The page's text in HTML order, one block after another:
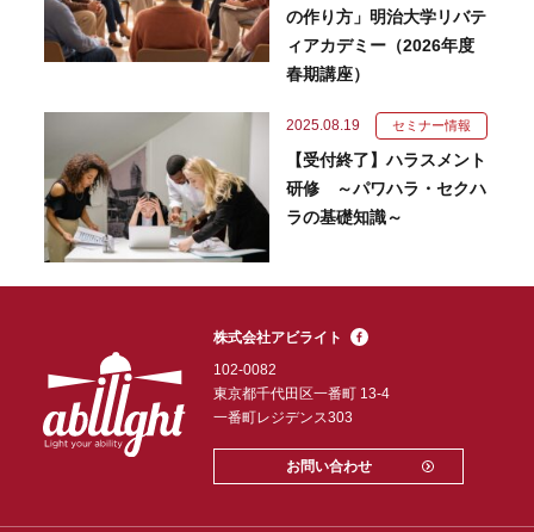
の作り方」明治大学リバテ
ィアカデミー（2026年度
春期講座）
2025.08.19 セミナー情報
【受付終了】ハラスメント
研修 ～パワハラ・セクハ
ラの基礎知識～
株式会社アビライト
102-0082
東京都千代田区一番町 13-4
一番町レジデンス303
お問い合わせ